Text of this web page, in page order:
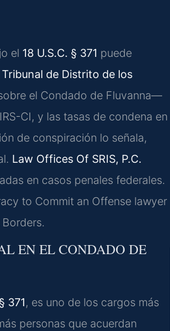
el 18 U.S.C. § 371 puede
Tribunal de Distrito de los
el Condado de Fluvanna—
CI, y las tasas de condena en
de conspiración lo señala,
Law Offices Of SRIS, P.C.
en casos penales federales.
to Commit an Offense lawyer
EN EL CONDADO DE
371, es uno de los cargos más
personas que acuerdan